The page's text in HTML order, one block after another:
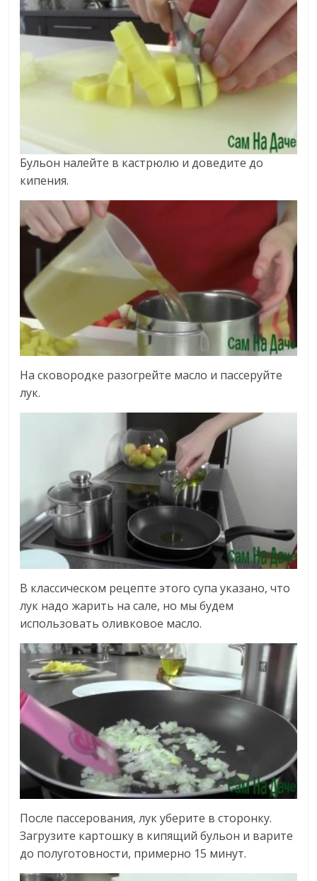
Бульон налейте в кастрюлю и доведите до
кипения.
На сковородке разогрейте масло и пассеруйте
лук.
В классическом рецепте этого супа указано, что
лук надо жарить на сале, но мы будем
использовать оливковое масло.
После пассерования, лук уберите в сторонку.
Загрузите картошку в кипящий бульон и варите
до полуготовности, примерно 15 минут.